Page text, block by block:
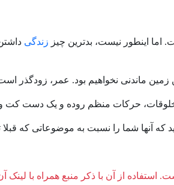
اما اینطور نیست، بدترین چیز زندگی
زمین ماندنی نخواهیم بود. عمر، زودگذر
حرکات منظم روده و یک دست کت و
آنها شما را نسبت به موضوعاتی که قبلا
استفاده از آن با ذکر منبع همراه با